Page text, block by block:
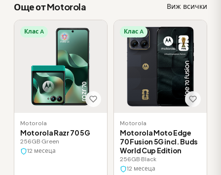
Още от Motorola Виж всички
Клас A
Motorola
Motorola Razr 70 5G
256GB·Green
12 месеца
Клас A
Motorola
Motorola Moto Edge
70 Fusion 5G incl. Buds
World Cup Edition
256GB·Black
12 месеца